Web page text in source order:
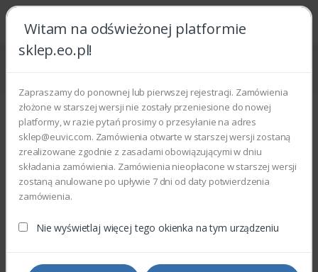
Witam na odświeżonej platformie
sklep.eo.pl!
Zapraszamy do ponownej lub pierwszej rejestracji. Zamówienia
złożone w starszej wersji nie zostały przeniesione do nowej
platformy, w razie pytań prosimy o przesyłanie na adres
sklep@euvic.com. Zamówienia otwarte w starszej wersji zostaną
zrealizowane zgodnie z zasadami obowiązującymi w dniu
składania zamówienia. Zamówienia nieopłacone w starszej wersji
zostaną anulowane po upływie 7 dni od daty potwierdzenia
zamówienia.
Nie wyświetlaj więcej tego okienka na tym urządzeniu
Strona główna Części zamienne